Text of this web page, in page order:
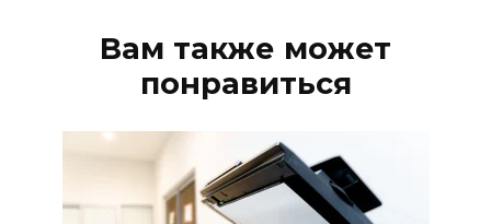
Вам также может
понравиться